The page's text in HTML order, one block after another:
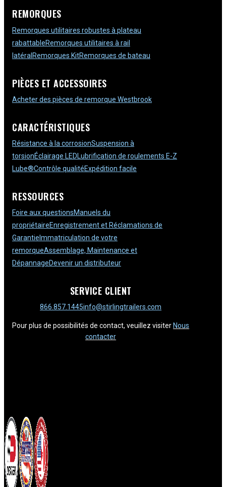
REMORQUES
Remorques utilitaires robustes à plateau
rabattableRemorques utilitaires à rail
latéral Remorques KitRemorques de bateau
PIÈCES ET ACCESSOIRES
Acheter des pièces de remorque Westbrook
CARACTÉRISTIQUES
Résistance à la corrosionSuspension à
torsionÉclairage LEDLubrification de roulements E-Z
Lube®Contrôle qualitéExpédition facile
RESSOURCES
Foire aux questionsManuels du
propriétaireEnregistrement et Réclamations de
Garantie Immatriculation de votre
remorqueAssemblage, Maintenance et
DépannageDevenir un distributeur
SERVICE CLIENT
866.857.1445info@stirlingtrailers.com
Pour plus de possibilités de contact, veuillez visiter Nous
contacter